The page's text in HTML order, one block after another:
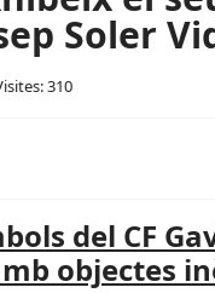
Soler
310
del CF
objectes